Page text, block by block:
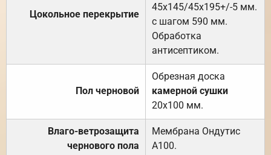
Цокольное перекрытие
45х145/45х195+/-5 мм.
с шагом 590 мм.
Обработка
антисептиком.
Пол черновой
Обрезная доска
камерной сушки
20х100 мм.
Влаго-ветрозащита
чернового пола
Мембрана Ондутис
А100.